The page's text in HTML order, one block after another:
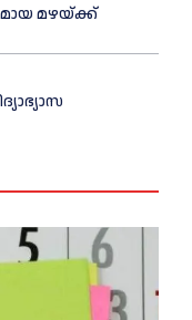
മഴയ്ക്ക്